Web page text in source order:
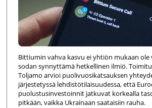
Bittiumin vahva kasvu ei yhtiön mukaan ole
sodan synnyttämä hetkellinen ilmiö.
Toljamo arvioi puolivuosikatsauksen
järjestetyssä lehdistötilaisuudessa, että
puolustusinvestoinnit jatkuvat korkealla
pitkään, vaikka Ukrainaan saataisiin rauha.